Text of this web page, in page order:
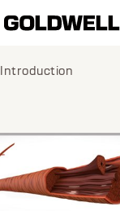
Introduction